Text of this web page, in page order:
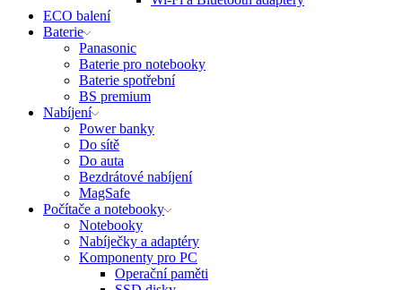
ECO balení
Baterie
Panasonic
Baterie pro notebooky
Baterie spotřební
BS premium
Nabíjení
Power banky
Do sítě
Do auta
Bezdrátové nabíjení
MagSafe
Počítače a notebooky
Notebooky
Nabíječky a adaptéry
Komponenty pro PC
Operační paměti